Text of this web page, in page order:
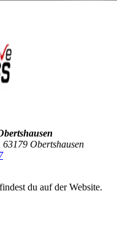
Obertshausen
du auf der Website.